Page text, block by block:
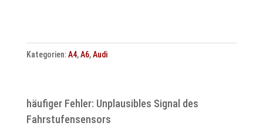
Kategorien:A4,A6,Audi
häufiger Fehler: Unplausibles Signal des
Fahrstufensensors